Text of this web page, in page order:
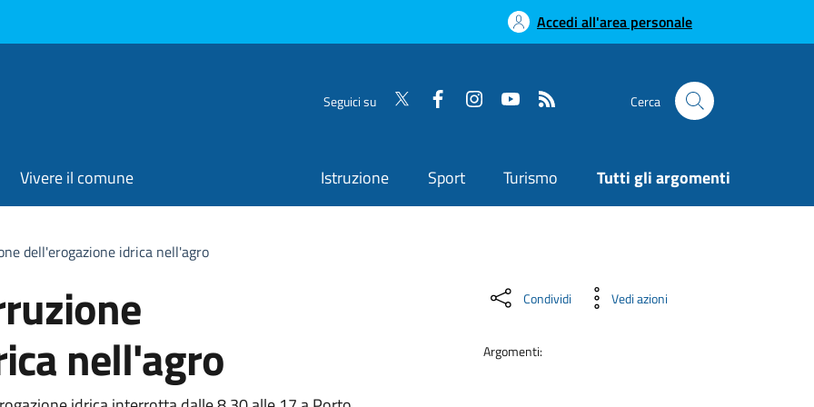
Accedi all'area personale
Seguici su Cerca
Vivere il comune Istruzione Sport Turismo Tutti gli argomenti
dell'erogazione idrica nell'agro
nell'agro
Condividi Vedi azioni
Argomenti: